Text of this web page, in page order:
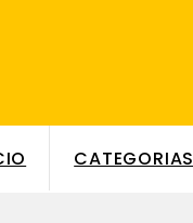
CATEGORIAS